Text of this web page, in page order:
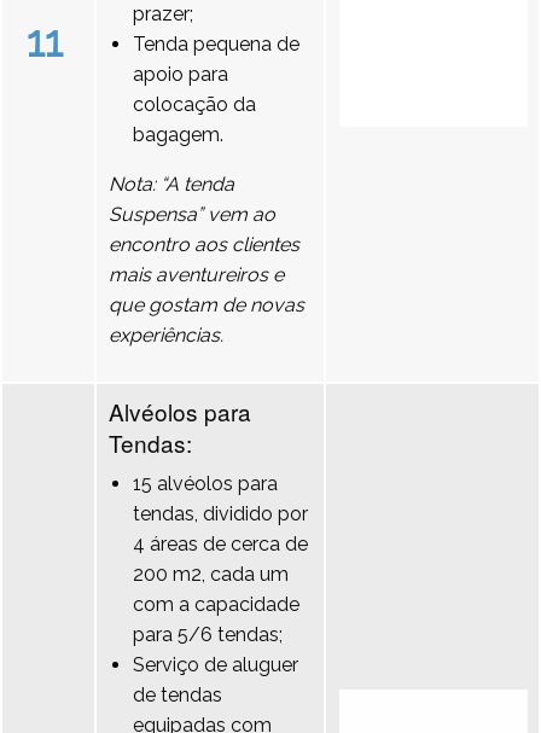
11
prazer;
Tenda pequena de
apoio para
colocação da
bagagem.
Nota: “A tenda
Suspensa” vem ao
encontro aos clientes
mais aventureiros e
que gostam de novas
experiências.
Alvéolos para
Tendas:
15 alvéolos para
tendas, dividido por
4 áreas de cerca de
200 m2, cada um
com a capacidade
para 5/6 tendas;
Serviço de aluguer
de tendas
equipadas com